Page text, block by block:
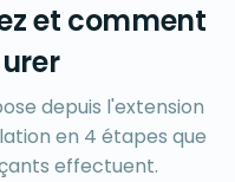
et comment
depuis l'extension
en 4 étapes que
effectuent.